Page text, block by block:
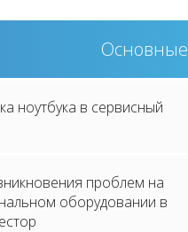
Основные
ноутбука в сервисный
проблем на
оборудовании в